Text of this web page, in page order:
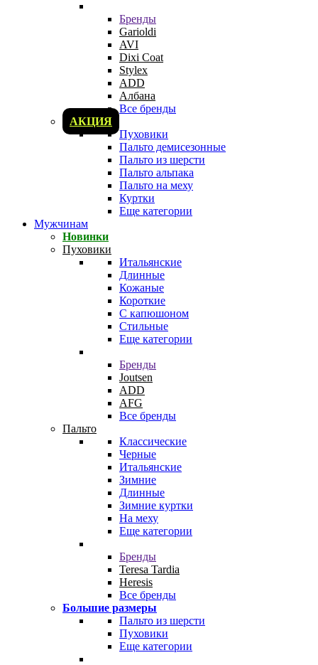
Бренды
Garioldi
AVI
Dixi Coat
Stylex
ADD
Албана
Все бренды
АКЦИЯ
Пуховики
Пальто демисезонные
Пальто из шерсти
Пальто альпака
Пальто на меху
Куртки
Еще категории
Мужчинам
Новинки
Пуховики
Итальянские
Длинные
Кожаные
Короткие
С капюшоном
Стильные
Еще категории
Бренды
Joutsen
ADD
AFG
Все бренды
Пальто
Классические
Черные
Итальянские
Зимние
Длинные
Зимние куртки
На меху
Еще категории
Бренды
Teresa Tardia
Heresis
Все бренды
Большие размеры
Пальто из шерсти
Пуховики
Еще категории